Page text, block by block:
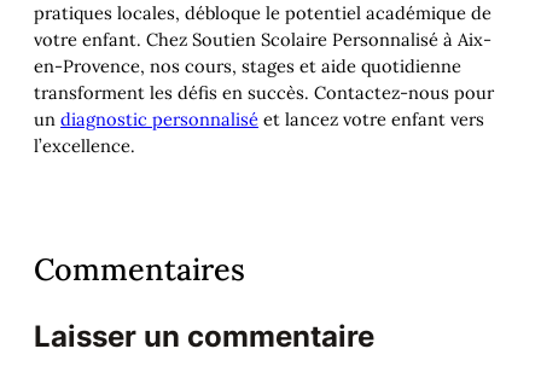
pratiques locales, débloque le potentiel académique de
votre enfant. Chez Soutien Scolaire Personnalisé à Aix-
en-Provence, nos cours, stages et aide quotidienne
transforment les défis en succès. Contactez-nous pour
un diagnostic personnalisé et lancez votre enfant vers
l’excellence.
Commentaires
Laisser un commentaire